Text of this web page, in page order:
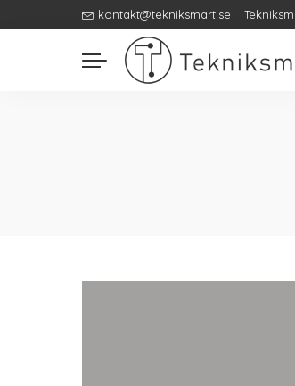
kontakt@tekniksmart.se